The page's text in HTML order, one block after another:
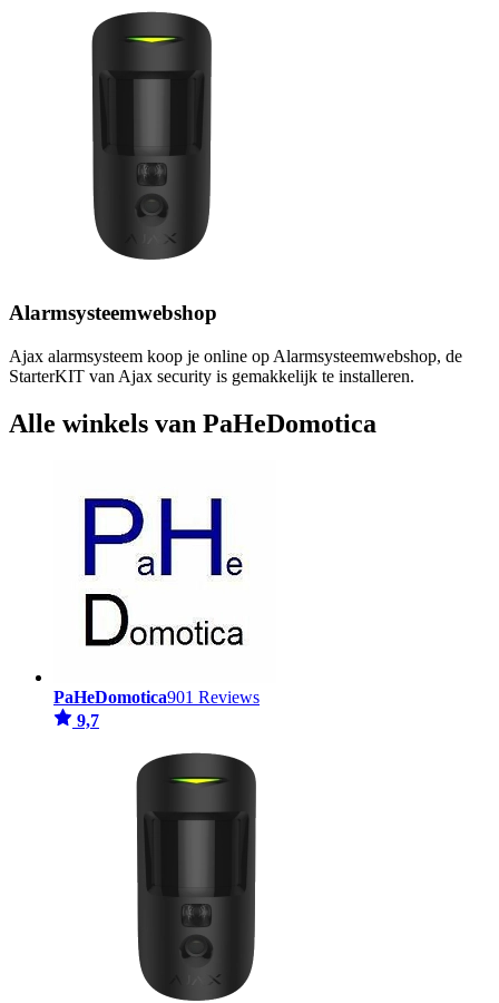
Alarmsysteemwebshop
Ajax alarmsysteem koop je online op Alarmsysteemwebshop, de
StarterKIT van Ajax security is gemakkelijk te installeren.
Alle winkels van PaHeDomotica
PaHeDomotica901 Reviews
9,7